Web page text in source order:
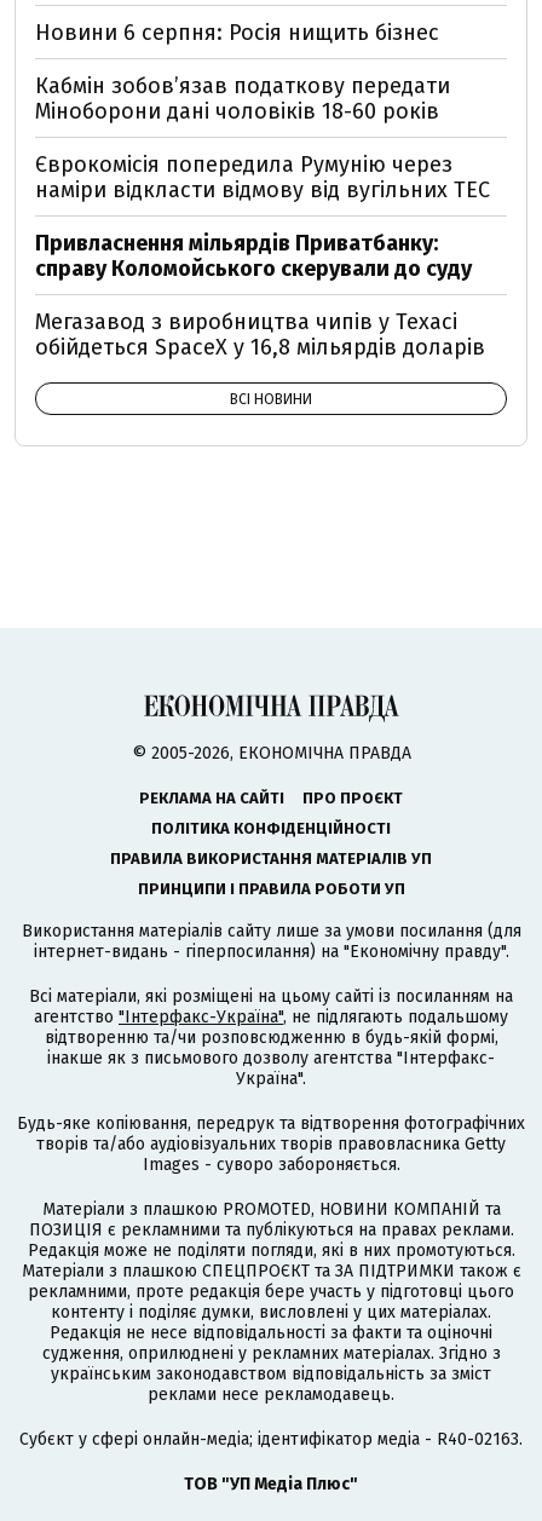
Новини 6 серпня: Росія нищить бізнес
Кабмін зобовʼязав податкову передати
Міноборони дані чоловіків 18-60 років
Єврокомісія попередила Румунію через
наміри відкласти відмову від вугільних ТЕС
Привласнення мільярдів Приватбанку:
справу Коломойського скерували до суду
Мегазавод з виробництва чипів у Техасі
обійдеться SpaceX у 16,8 мільярдів доларів
ВСІ НОВИНИ
© 2005-2026, ЕКОНОМІЧНА ПРАВДА
РЕКЛАМА НА САЙТІ
ПРО ПРОЄКТ
ПОЛІТИКА КОНФІДЕНЦІЙНОСТІ
ПРАВИЛА ВИКОРИСТАННЯ МАТЕРІАЛІВ УП
ПРИНЦИПИ І ПРАВИЛА РОБОТИ УП
Використання матеріалів сайту лише за умови посилання (для
інтернет-видань - гіперпосилання) на "Економічну правду".
Всі матеріали, які розміщені на цьому сайті із посиланням на
агентство "Інтерфакс-Україна", не підлягають подальшому
відтворенню та/чи розповсюдженню в будь-якій формі,
інакше як з письмового дозволу агентства "Інтерфакс-
Україна".
Будь-яке копіювання, передрук та відтворення фотографічних
творів та/або аудіовізуальних творів правовласника Getty
Images - суворо забороняється.
Матеріали з плашкою PROMOTED, НОВИНИ КОМПАНІЙ та
ПОЗИЦІЯ є рекламними та публікуються на правах реклами.
Редакція може не поділяти погляди, які в них промотуються.
Матеріали з плашкою СПЕЦПРОЄКТ та ЗА ПІДТРИМКИ також є
рекламними, проте редакція бере участь у підготовці цього
контенту і поділяє думки, висловлені у цих матеріалах.
Редакція не несе відповідальності за факти та оціночні
судження, оприлюднені у рекламних матеріалах. Згідно з
українським законодавством відповідальність за зміст
реклами несе рекламодавець.
Cубєкт у сфері онлайн-медіа; ідентифікатор медіа - R40-02163.
ТОВ "УП Медіа Плюс"